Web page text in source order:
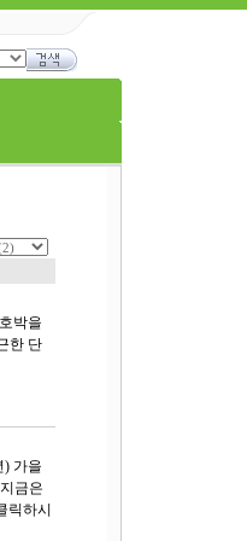
박을
한 단
) 가을
금은
릭하시